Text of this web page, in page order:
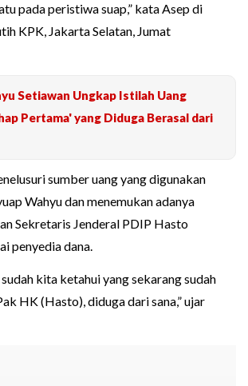
pada peristiwa suap,” kata Asep di
KPK, Jakarta Selatan, Jumat
Setiawan Ungkap Istilah Uang
Pertama' yang Diduga Berasal dari
sumber uang yang digunakan
Wahyu dan menemukan adanya
Sekretaris Jenderal PDIP Hasto
penyedia dana.
kita ketahui yang sekarang sudah
HK (Hasto), diduga dari sana,” ujar